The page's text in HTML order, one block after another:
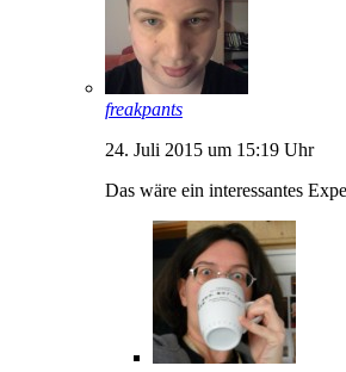
freakpants
24. Juli 2015 um 15:19 Uhr
Das wäre ein interessantes